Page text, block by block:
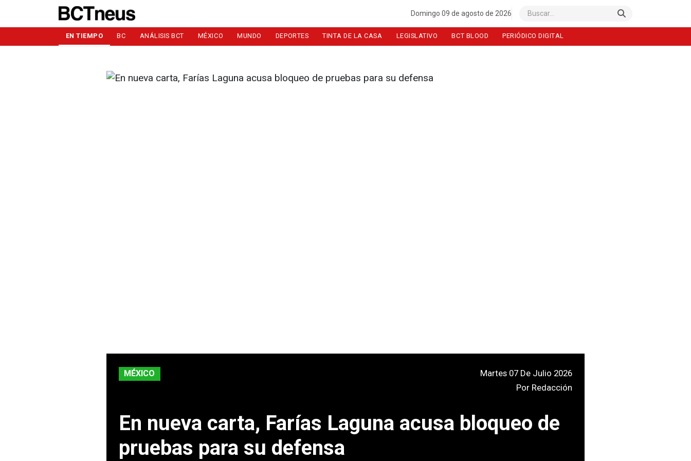
Domingo 09 de agosto de 2026 Buscar
EN TIEMPO BC ANÁLISIS BCT MÉXICO MUNDO DEPORTES TINTA DE LA CASA LEGISLATIVO BCT BLOOD PERIÓDICO DIGITAL
MÉXICO
Martes 07 De Julio 2026
Por Redacción
En nueva carta, Farías Laguna acusa bloqueo de
pruebas para su defensa